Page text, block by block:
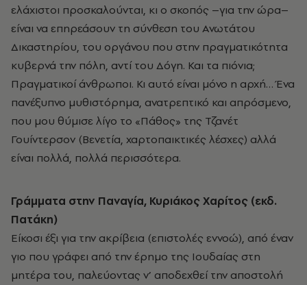
ελάχιστοι προσκαλούνται, κι ο σκοπός –για την ώρα–
είναι να επηρεάσουν τη σύνθεση του Ανωτάτου
Δικαστηρίου, του οργάνου που στην πραγματικότητα
κυβερνά την πόλη, αντί του Δόγη. Και τα πιόνια;
Πραγματικοί άνθρωποι. Κι αυτό είναι μόνο η αρχή… Ένα
πανέξυπνο μυθιστόρημα, ανατρεπτικό και απρόσμενο,
που μου θύμισε λίγο το «Πάθος» της Τζανέτ
Γουίντερσον (Βενετία, χαρτοπαικτικές λέσχες) αλλά
είναι πολλά, πολλά περισσότερα.
Γράμματα στην Παναγία, Κυριάκος Χαρίτος (εκδ.
Πατάκη)
Είκοσι έξι για την ακρίβεια (επιστολές εννοώ), από έναν
γιο που γράφει από την έρημο της Ιουδαίας στη
μητέρα του, παλεύοντας ν’ αποδεχθεί την αποστολή